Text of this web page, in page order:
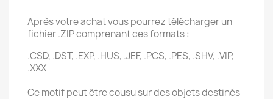
Après votre achat vous pourrez télécharger un
fichier .ZIP comprenant ces formats :
.CSD, .DST, .EXP, .HUS, .JEF, .PCS, .PES, .SHV, .VIP,
.XXX
Ce motif peut être cousu sur des objets destinés